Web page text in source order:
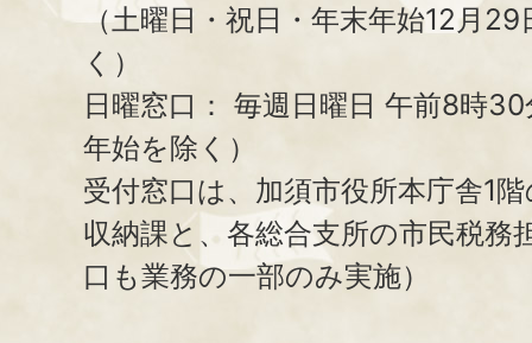
（土曜日・祝日・年末年始12月
く）
日曜窓口： 毎週日曜日 午前8時
年始を除く）
受付窓口は、加須市役所本庁舎1
収納課と、 各総合支所の市民税務
口も業務の一部のみ実施）